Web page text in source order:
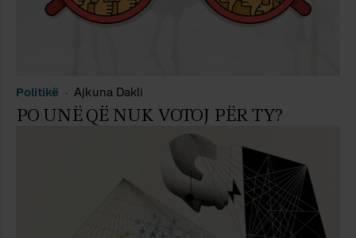
Politikë Ajkuna Dakli
PO UNË QË NUK VOTOJ PËR TY?